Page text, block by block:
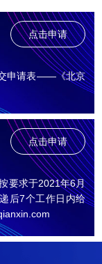
点击申请
申请表——《北京
点击申请
要求于2021年6月
后7个工作日内给